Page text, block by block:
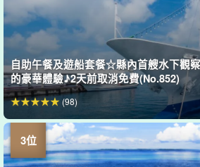
自助午餐及遊船套餐☆縣內首艘水下觀
的豪華體驗♪2天前取消免費(No.852)
(98)